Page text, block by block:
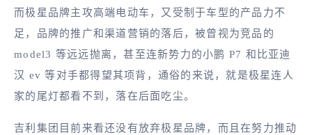
而极星品牌主攻高端电动车，又受制于车型的产品力不
足，品牌的推广和渠道营销的落后，被曾视为竞品的
model3 等远远抛离，甚至连新势力的小鹏 P7 和比亚迪
汉 ev 等对手都得望其项背，通俗的来说，就是极星连人
家的尾灯都看不到，落在后面吃尘。
吉利集团目前来看还没有放弃极星品牌，而且在努力推动